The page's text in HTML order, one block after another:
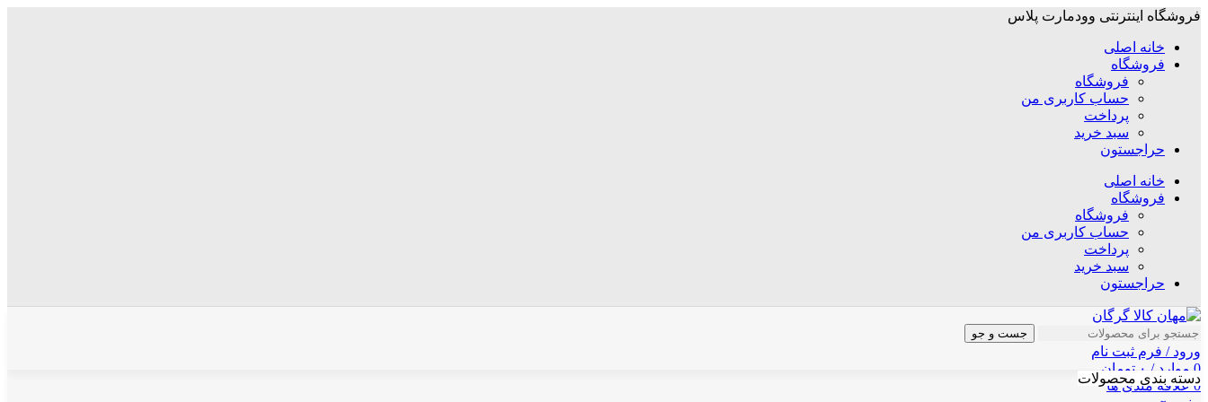
فروشگاه اینترنتی وودمارت پلاس
خانه اصلی
فروشگاه
فروشگاه
حساب کاربری من
پرداخت
سبد خرید
حراجستون
خانه اصلی
فروشگاه
فروشگاه
حساب کاربری من
پرداخت
سبد خرید
حراجستون
جست و جو
ورود / فرم ثبت نام
0 موارد / ۰ تومان
0 علاقه مندی ها
دسته بندی محصولات